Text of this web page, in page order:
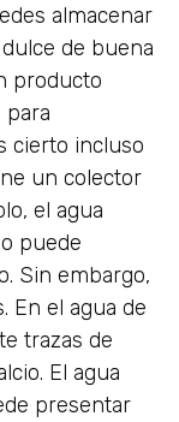
almacenar
de buena
producto
cierto incluso
un colector
el agua
puede
Sin embargo,
En el agua de
trazas de
El agua
presentar